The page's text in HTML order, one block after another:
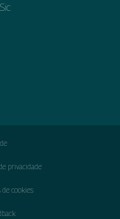
privacidade
cookies